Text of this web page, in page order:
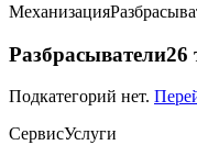
Механизация
Разбрасыватели26
Подкатегорий нет.
СервисУслуги